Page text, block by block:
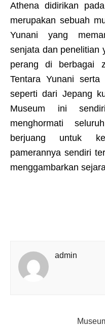
Athena didirikan
merupakan sebuah
Yunani yang
senjata dan penelitian
perang di berbagai
Tentara Yunani
seperti dari Jepang
Museum ini
menghormati
berjuang untuk
pamerannya sendiri
menggambarkan
admin